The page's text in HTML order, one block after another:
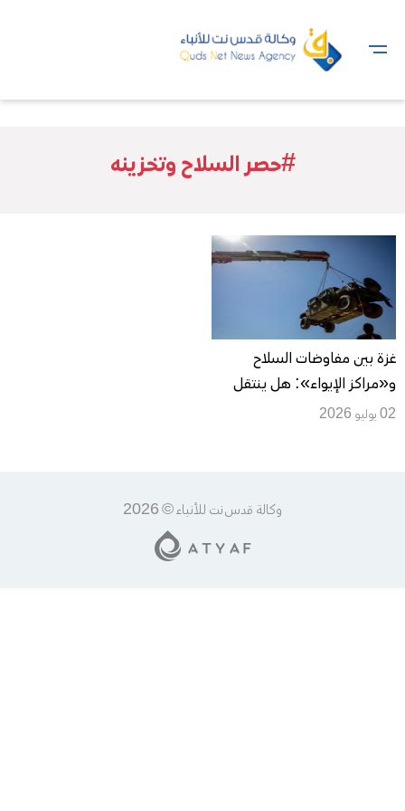
#حصر السلاح وتخزينه
غزة بين مفاوضات السلاح
و«مراكز الإيواء»: هل ينتقل
«مجلس السلام» من الوساطة
02 يوليو 2026
وكالة قدس نت للأنباء © 2026